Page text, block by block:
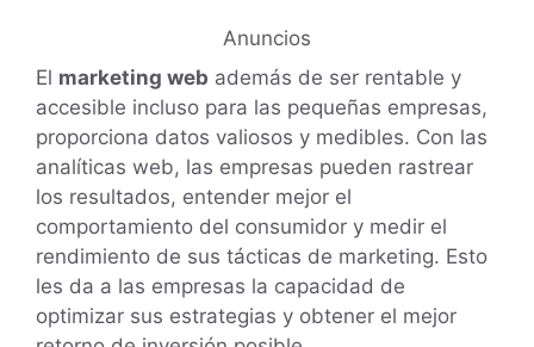
Anuncios
El marketing web además de ser rentable y
accesible incluso para las pequeñas empresas,
proporciona datos valiosos y medibles. Con las
analíticas web, las empresas pueden rastrear
los resultados, entender mejor el
comportamiento del consumidor y medir el
rendimiento de sus tácticas de marketing. Esto
les da a las empresas la capacidad de
optimizar sus estrategias y obtener el mejor